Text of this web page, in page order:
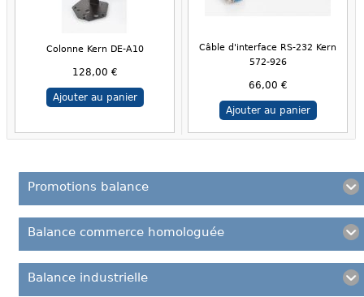
Colonne Kern DE-A10
128,00 €
Ajouter au panier
Câble d'interface RS-232 Kern
572-926
66,00 €
Ajouter au panier
Promotions balance
Balance commerce homologuée
Balance industrielle